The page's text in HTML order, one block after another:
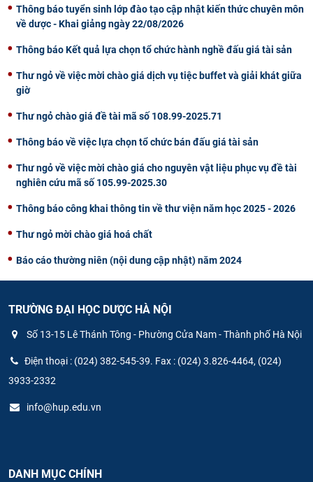
Thông báo tuyển sinh lớp đào tạo cập nhật kiến thức chuyên môn
về dược - Khai giảng ngày 22/08/2026
Thông báo Kết quả lựa chọn tổ chức hành nghề đấu giá tài sản
Thư ngỏ về việc mời chào giá dịch vụ tiệc buffet và giải khát giữa
giờ
Thư ngỏ chào giá đề tài mã số 108.99-2025.71
Thông báo về việc lựa chọn tổ chức bán đấu giá tài sản
Thư ngỏ về việc mời chào giá cho nguyên vật liệu phục vụ đề tài
nghiên cứu mã số 105.99-2025.30
Thông báo công khai thông tin về thư viện năm học 2025 - 2026
Thư ngỏ mời chào giá hoá chất
Báo cáo thường niên (nội dung cập nhật) năm 2024
TRƯỜNG ĐẠI HỌC DƯỢC HÀ NỘI
Số 13-15 Lê Thánh Tông - Phường Cửa Nam - Thành phố Hà Nội
Điện thoại : (024) 382-545-39. Fax : (024) 3.826-4464, (024)
3933-2332
info@hup.edu.vn
DANH MỤC CHÍNH